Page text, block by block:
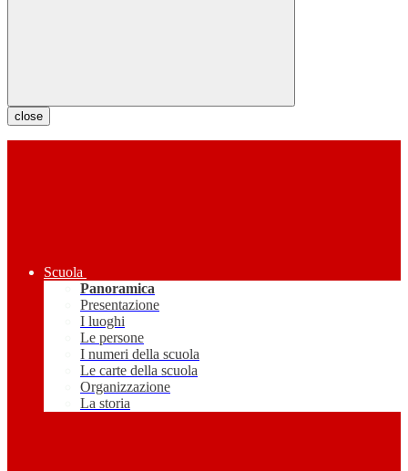
close
Scuola
Panoramica
Presentazione
I luoghi
Le persone
I numeri della scuola
Le carte della scuola
Organizzazione
La storia